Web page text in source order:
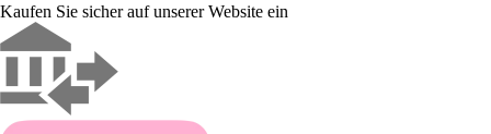
Kaufen Sie sicher auf unserer Website ein